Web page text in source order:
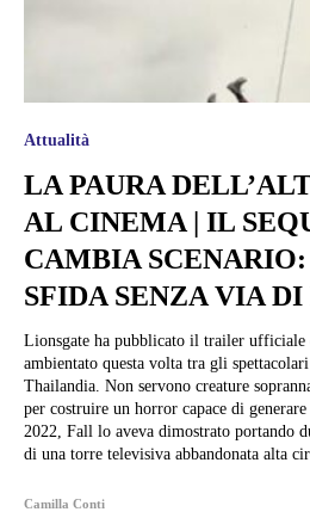
Attualità
LA PAURA
AL CINEMA | IL
CAMBIA
SFIDA SENZA VIA DI
Lionsgate ha pubblicato il trailer
ambientato questa volta tra gli
Thailandia. Non servono creature soprannaturali o elaborate mitologie
per costruire un horror capace di
2022, Fall lo aveva dimostrato portando
di una torre televisiva abbandonata alta
Camilla Conti